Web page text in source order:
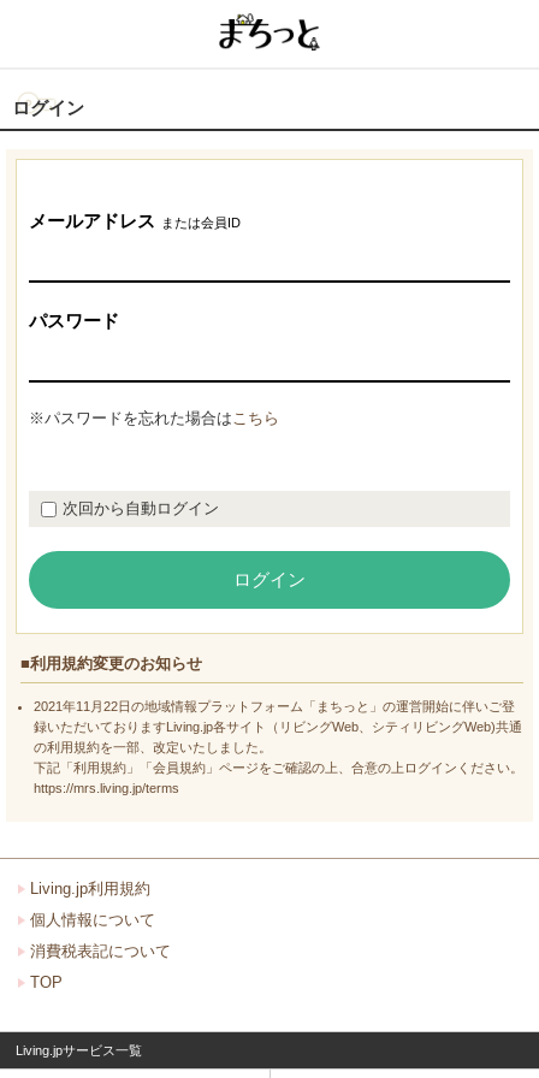
ログイン
メールアドレス または会員ID
パスワード
※パスワードを忘れた場合はこちら
次回から自動ログイン
ログイン
■利用規約変更のお知らせ
2021年11月22日の地域情報プラットフォーム「まちっと」の運営開始に伴いご登
録いただいておりますLiving.jp各サイト（リビングWeb、シティリビングWeb)共通
の利用規約を一部、改定いたしました。
下記「利用規約」「会員規約」ページをご確認の上、合意の上ログインください。
https://mrs.living.jp/terms
Living.jp利用規約
個人情報について
消費税表記について
TOP
Living.jpサービス一覧